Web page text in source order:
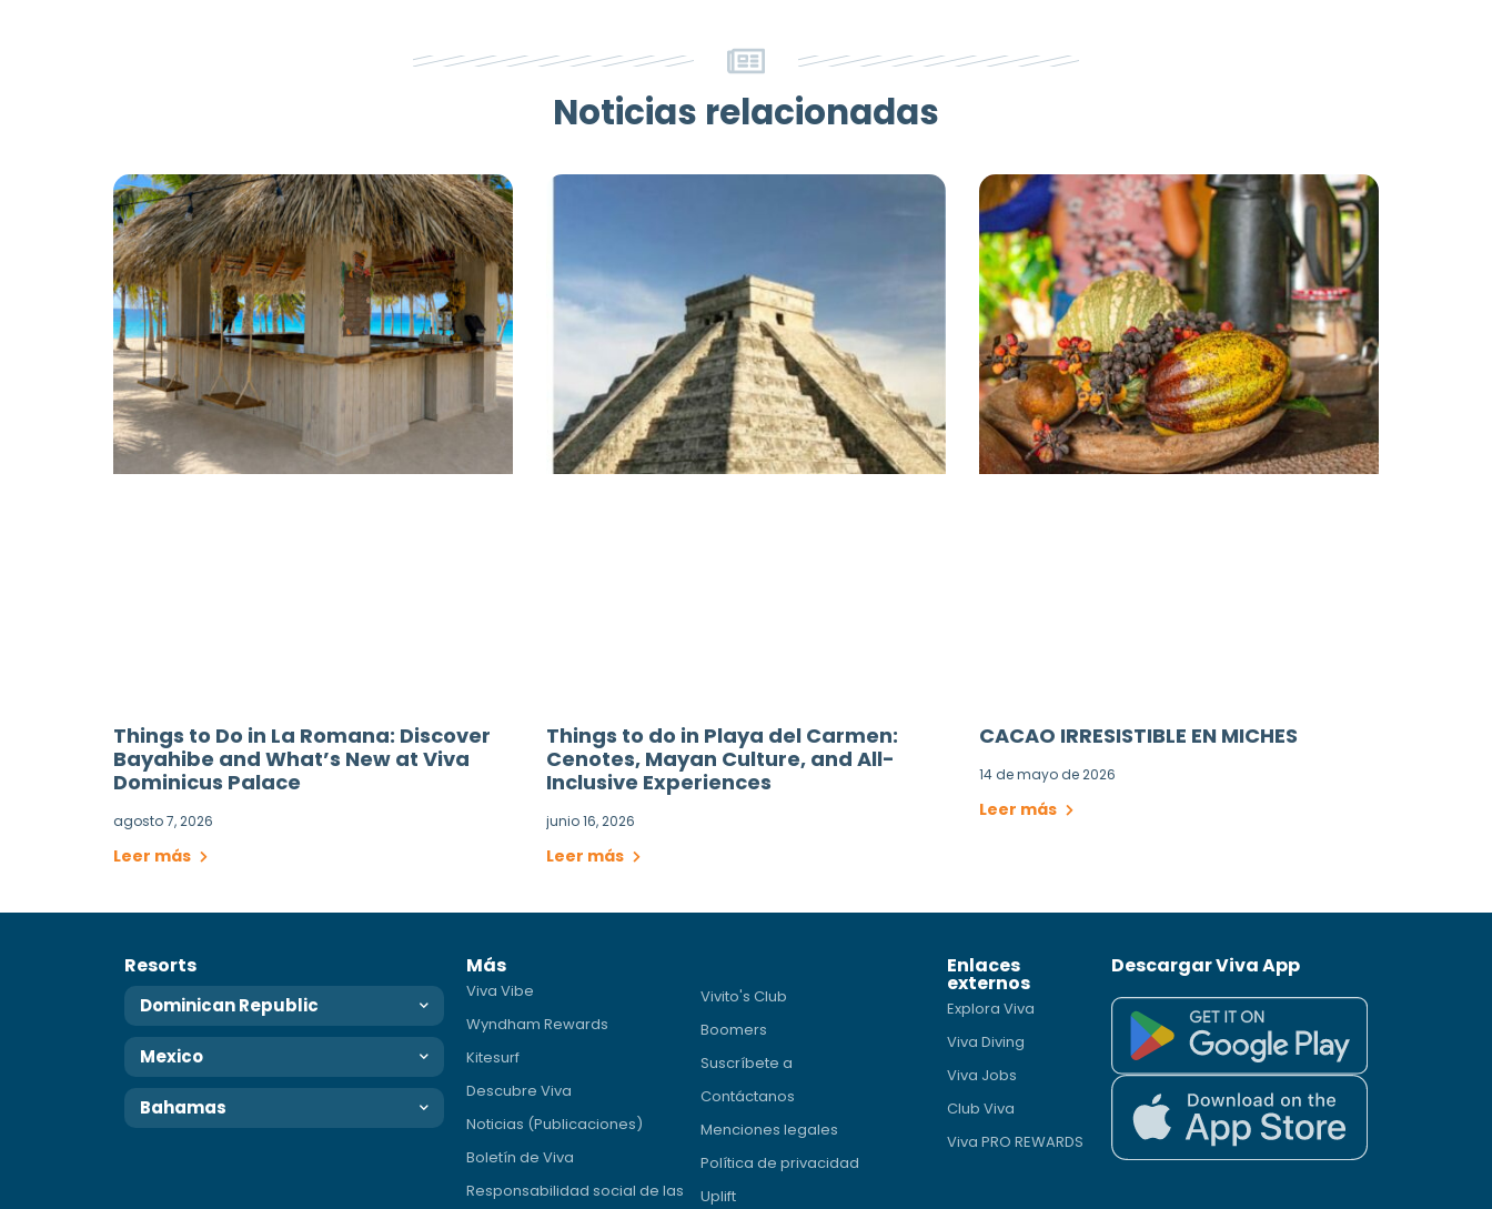
Noticias relacionadas
Things to Do in La Romana: Discover
Bayahibe and What’s New at Viva
Dominicus Palace
agosto 7, 2026
Leer más
Things to do in Playa del Carmen:
Cenotes, Mayan Culture, and All-
Inclusive Experiences
junio 16, 2026
Leer más
CACAO IRRESISTIBLE EN MICHES
14 de mayo de 2026
Leer más
Resorts
Dominican Republic
Mexico
Bahamas
Más
Viva Vibe
Wyndham Rewards
Kitesurf
Descubre Viva
Noticias (Publicaciones)
Boletín de Viva
Responsabilidad social de las
Vivito's Club
Boomers
Suscríbete a
Contáctanos
Menciones legales
Política de privacidad
Uplift
Enlaces
externos
Explora Viva
Viva Diving
Viva Jobs
Club Viva
Viva PRO REWARDS
Descargar Viva App